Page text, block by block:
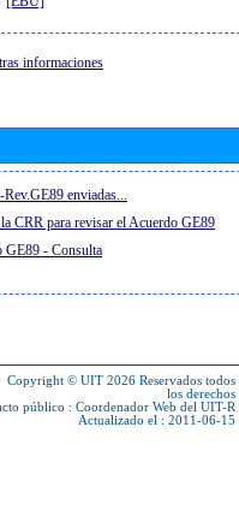
informaciones
enviadas...
CRR para revisar el Acuerdo GE89
GE89 - Consulta
Copyright © UIT 2026 Reservados todos
los derechos
público : Coordenador Web del UIT-R
Actualizado el : 2011-06-15